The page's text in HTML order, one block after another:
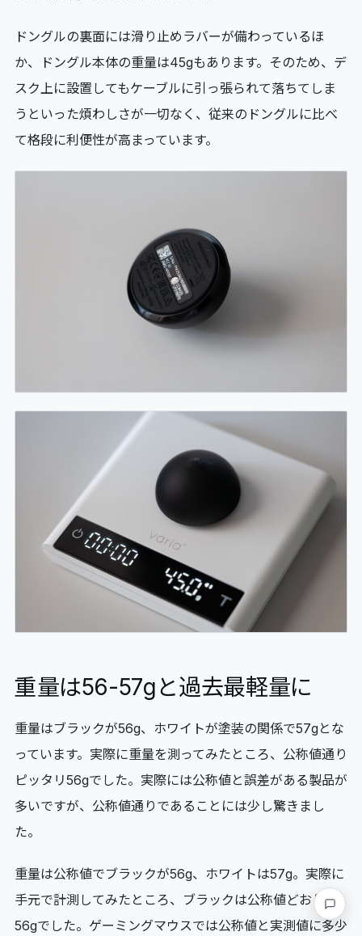
要望・
ドングルの裏面には滑り止めラバーが備わっているほ
か、ドングル本体の重量は45gもあります。そのため、デ
スク上に設置してもケーブルに引っ張られて落ちてしま
うといった煩わしさが一切なく、従来のドングルに比べ
て格段に利便性が高まっています。
重量は56-57gと過去最軽量に
重量はブラックが56g、ホワイトが塗装の関係で57gとな
っています。実際に重量を測ってみたところ、公称値通り
ピッタリ56gでした。実際には公称値と誤差がある製品が
多いですが、公称値通りであることには少し驚きまし
た。
重量は公称値でブラックが56g、ホワイトは57g。実際に
手元で計測してみたところ、ブラックは公称値どおりの
56gでした。ゲーミングマウスでは公称値と実測値に多少